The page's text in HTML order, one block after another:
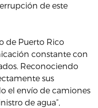
de este
de Puerto Rico
constante con
Reconociendo
sus
el envío de camiones
de agua”,